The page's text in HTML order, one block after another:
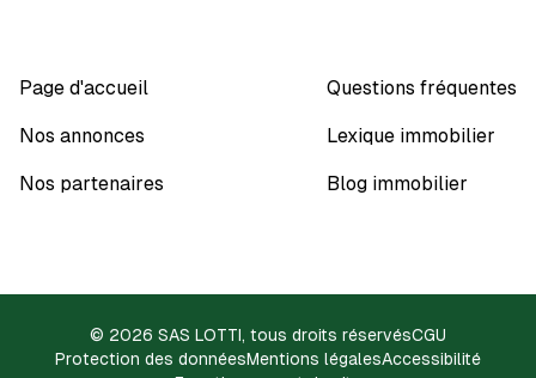
Page d'accueil
Nos annonces
Nos partenaires
Questions fréquentes
Lexique immobilier
Blog immobilier
© 2026 SAS LOTTI, tous droits réservésCGU
Protection des donnéesMentions légalesAccessibilité